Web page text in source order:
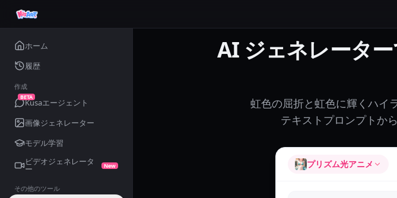
ホーム
履歴
作成
BETA
Kusaエージェント
画像ジェネレーター
モデル学習
ビデオジェネレータ
ー New
その他のツール
AI ジェネレータ
虹色の屈折と虹色に輝くハイ
テキストプロンプトか
プリズム光アニメ